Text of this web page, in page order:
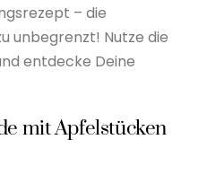
– die
unbegrenzt! Nutze die
entdecke Deine
mit Apfelstücken